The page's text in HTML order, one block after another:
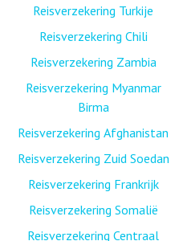
Reisverzekering Turkije
Reisverzekering Chili
Reisverzekering Zambia
Reisverzekering Myanmar
Birma
Reisverzekering Afghanistan
Reisverzekering Zuid Soedan
Reisverzekering Frankrijk
Reisverzekering Somalië
Reisverzekering Centraal